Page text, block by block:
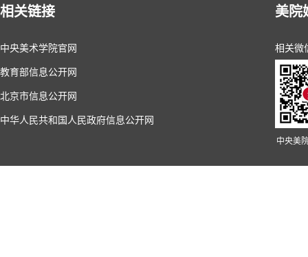
相关链接
中央美术学院官网
教育部信息公开网
北京市信息公开网
中华人民共和国人民政府信息公开网
美院
相关微
中央美